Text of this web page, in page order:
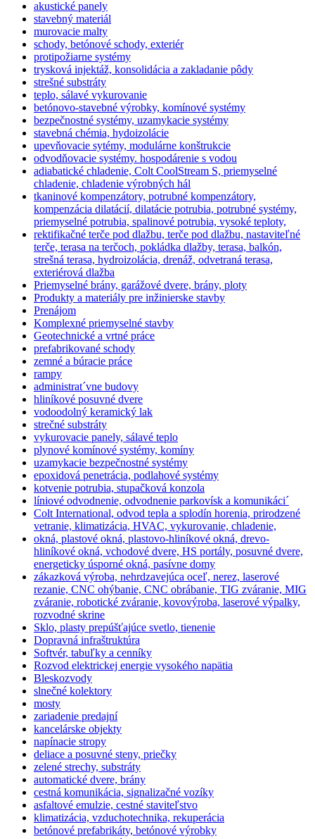
akustické panely
stavebný materiál
murovacie malty
schody, betónové schody, exteriér
protipožiarne systémy
trysková injektáž, konsolidácia a zakladanie pôdy
strešné substráty
teplo, sálavé vykurovanie
betónovo-stavebné výrobky, komínové systémy
bezpečnostné systémy, uzamykacie systémy
stavebná chémia, hydoizolácie
upevňovacie sytémy, modulárne konštrukcie
odvodňovacie systémy. hospodárenie s vodou
adiabatické chladenie, Colt CoolStream S, priemyselné
chladenie, chladenie výrobných hál
tkaninové kompenzátory, potrubné kompenzátory,
kompenzácia dilatácií, dilatácie potrubia, potrubné systémy,
priemyselné potrubia, spalinové potrubia, vysoké teploty,
rektifikačné terče pod dlažbu, terče pod dlažbu, nastaviteľné
terče, terasa na terčoch, pokládka dlažby, terasa, balkón,
strešná terasa, hydroizolácia, drenáž, odvetraná terasa,
exteriérová dlažba
Priemyselné brány, garážové dvere, brány, ploty
Produkty a materiály pre inžinierske stavby
Prenájom
Komplexné priemyselné stavby
Geotechnické a vrtné práce
prefabrikované schody
zemné a búracie práce
rampy
administrat´vne budovy
hliníkové posuvné dvere
vodoodolný keramický lak
strečné substráty
vykurovacie panely, sálavé teplo
plynové komínové systémy, komíny
uzamykacie bezpečnostné systémy
epoxidová penetrácia, podlahové systémy
kotvenie potrubia, stupačková konzola
líniové odvodnenie, odvodnenie parkovísk a komunikáci´
Colt International, odvod tepla a splodín horenia, prirodzené
vetranie, klimatizácia, HVAC, vykurovanie, chladenie,
okná, plastové okná, plastovo-hliníkové okná, drevo-
hliníkové okná, vchodové dvere, HS portály, posuvné dvere,
energeticky úsporné okná, pasívne domy
zákazková výroba, nehrdzavejúca oceľ, nerez, laserové
rezanie, CNC ohýbanie, CNC obrábanie, TIG zváranie, MIG
zváranie, robotické zváranie, kovovýroba, laserové výpalky,
rozvodné skrine
Sklo, plasty prepúšťajúce svetlo, tienenie
Dopravná infraštruktúra
Softvér, tabuľky a cenníky
Rozvod elektrickej energie vysokého napätia
Bleskozvody
slnečné kolektory
mosty
zariadenie predajní
kancelárske objekty
napínacie stropy
deliace a posuvné steny, priečky
zelené strechy, substráty
automatické dvere, brány
cestná komunikácia, signalizačné vozíky
asfaltové emulzie, cestné staviteľstvo
klimatizácia, vzduchotechnika, rekuperácia
betónové prefabrikáty, betónové výrobky